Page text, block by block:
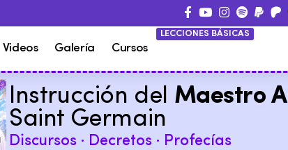
Videos Galería Cursos
LECCIONES BÁSICAS
Instrucción del Maestro
Saint Germain
Discursos · Decretos · Profecías